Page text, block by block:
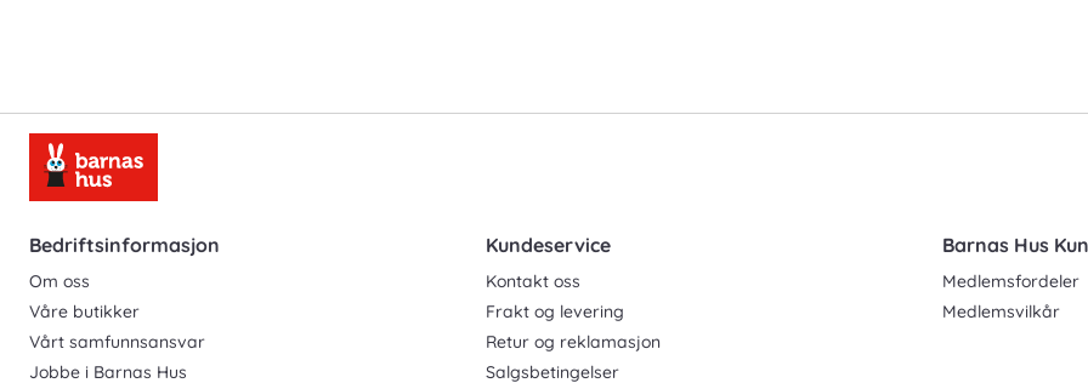
Bedriftsinformasjon
Om oss
Våre butikker
Vårt samfunnsansvar
Jobbe i Barnas Hus
Kundeservice
Kontakt oss
Frakt og levering
Retur og reklamasjon
Salgsbetingelser
Barnas Hus
Medlemsfordeler
Medlemsvilkår